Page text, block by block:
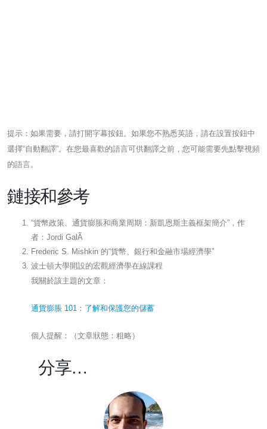
提示：如果需要，請打開字幕按鈕。如果您不熟悉英語，請在設置按鈕中
選擇“自動翻譯”。在您最喜歡的語言可供翻譯之前，您可能需要先點擊視頻
的語言。
鏈接和參考
“貨幣政策、通貨膨脹和商業周期：新凱恩斯主義框架簡介”，作
者：Jordi GalÃ
Frederic S. Mishkin 的“貨幣、銀行和金融市場經濟學”
波士頓大學開設的宏觀經濟學在線課程
我關於該主題的文章：
通貨膨脹 101：了解和保護您的儲蓄
個人提醒：（文章狀態：粗略）
分享…